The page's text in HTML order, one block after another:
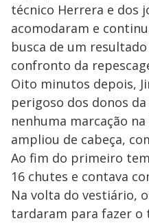
técnico Herrera e dos
acomodaram e
busca de um
confronto da
Oito minutos depois,
perigoso dos donos
nenhuma marcação
ampliou de cabeça,
Ao fim do primeiro
16 chutes e contava
Na volta do vestiário,
tardaram para fazer o